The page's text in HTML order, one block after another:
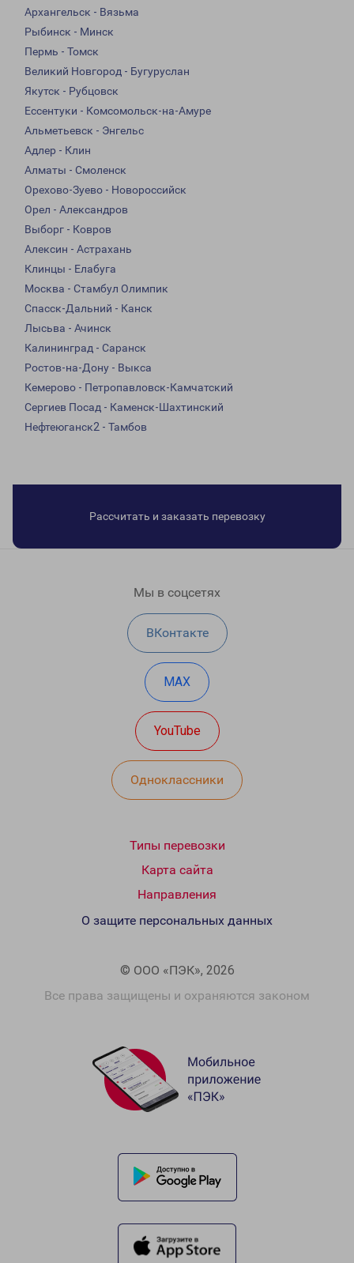
Архангельск - Вязьма
Рыбинск - Минск
Пермь - Томск
Великий Новгород - Бугуруслан
Якутск - Рубцовск
Ессентуки - Комсомольск-на-Амуре
Альметьевск - Энгельс
Адлер - Клин
Алматы - Смоленск
Орехово-Зуево - Новороссийск
Орел - Александров
Выборг - Ковров
Алексин - Астрахань
Клинцы - Елабуга
Москва - Стамбул Олимпик
Спасск-Дальний - Канск
Лысьва - Ачинск
Калининград - Саранск
Ростов-на-Дону - Выкса
Кемерово - Петропавловск-Камчатский
Сергиев Посад - Каменск-Шахтинский
Нефтеюганск2 - Тамбов
Рассчитать и заказать перевозку
Мы в соцсетях
ВКонтакте
MAX
YouTube
Одноклассники
Типы перевозки
Карта сайта
Направления
© ООО «ПЭК», 2026
Все права защищены и охраняются законом
О защите персональных данных